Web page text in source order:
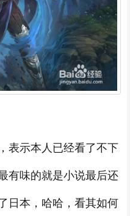
表示本人已经看了不下
有味的就是小说最后还
日本，哈哈，看其如何